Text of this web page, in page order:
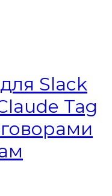
Slack
Tag